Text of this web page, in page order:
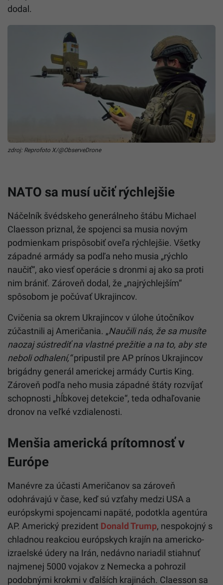
dodal.
zdroj: Reprofoto X/@ObserveDrone
NATO sa musí učiť rýchlejšie
Náčelník švédskeho generálneho štábu Michael
Claesson priznal, že spojenci sa musia novým
podmienkam prispôsobiť oveľa rýchlejšie. Všetky
západné armády sa podľa neho musia „rýchlo
naučiť“, ako viesť operácie s dronmi aj ako sa proti
nim brániť. Zároveň dodal, že „najrýchlejším“
spôsobom je počúvať Ukrajincov.
Cvičenia sa okrem Ukrajincov v úlohe útočníkov
zúčastnili aj Američania. „Naučili nás, že sa musíte
naozaj sústrediť na vlastné prežitie a na to, aby ste
neboli odhalení,“pripustil pre AP prínos Ukrajincov
brigádny generál americkej armády Curtis King.
Zároveň podľa neho musia západné štáty rozvíjať
schopnosti „hĺbkovej detekcie“, teda odhaľovanie
dronov na veľké vzdialenosti.
Menšia americká prítomnosť v
Európe
Manévre za účasti Američanov sa zároveň
odohrávajú v čase, keď sú vzťahy medzi USA a
európskymi spojencami napäté, podotkla agentúra
AP. Americký prezident Donald Trump, nespokojný s
chladnou reakciou európskych krajín na americko-
izraelské údery na Irán, nedávno nariadil stiahnuť
najmenej 5000 vojakov z Nemecka a pohrozil
podobnými krokmi v ďalších krajinách. Claesson sa